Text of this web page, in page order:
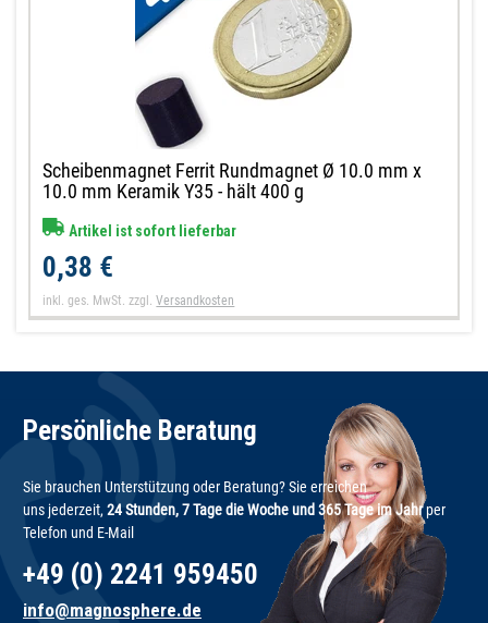
Scheibenmagnet Ferrit Rundmagnet Ø 10.0 mm x
10.0 mm Keramik Y35 - hält 400 g
Artikel ist sofort lieferbar
0,38 €
inkl. ges. MwSt. zzgl.Versandkosten
Persönliche Beratung
Sie brauchen Unterstützung oder Beratung? Sie erreichen
uns jederzeit, 24 Stunden, 7 Tage die Woche und 365 Tage im Jahrper
Telefon und E-Mail
+49 (0) 2241 959450
info@magnosphere.de